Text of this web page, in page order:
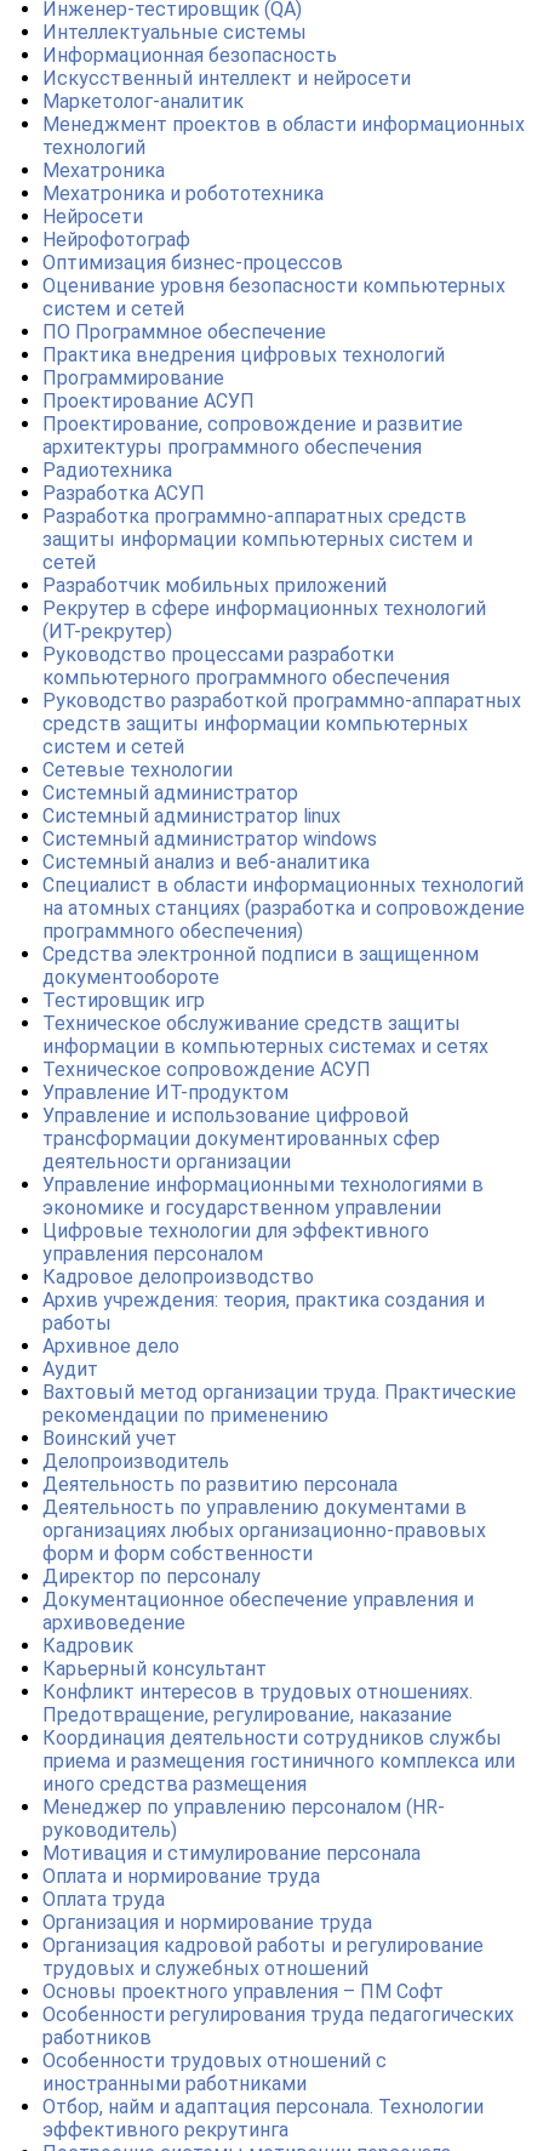
Инженер-тестировщик (QA)
Интеллектуальные системы
Информационная безопасность
Искусственный интеллект и нейросети
Маркетолог-аналитик
Менеджмент проектов в области информационных
технологий
Мехатроника
Мехатроника и робототехника
Нейросети
Нейрофотограф
Оптимизация бизнес-процессов
Оценивание уровня безопасности компьютерных
систем и сетей
ПО Программное обеспечение
Практика внедрения цифровых технологий
Программирование
Проектирование АСУП
Проектирование, сопровождение и развитие
архитектуры программного обеспечения
Радиотехника
Разработка АСУП
Разработка программно-аппаратных средств
защиты информации компьютерных систем и
сетей
Разработчик мобильных приложений
Рекрутер в сфере информационных технологий
(ИТ-рекрутер)
Руководство процессами разработки
компьютерного программного обеспечения
Руководство разработкой программно-аппаратных
средств защиты информации компьютерных
систем и сетей
Сетевые технологии
Системный администратор
Системный администратор linux
Системный администратор windows
Системный анализ и веб-аналитика
Специалист в области информационных технологий
на атомных станциях (разработка и сопровождение
программного обеспечения)
Средства электронной подписи в защищенном
документообороте
Тестировщик игр
Техническое обслуживание средств защиты
информации в компьютерных системах и сетях
Техническое сопровождение АСУП
Управление ИТ-продуктом
Управление и использование цифровой
трансформации документированных сфер
деятельности организации
Управление информационными технологиями в
экономике и государственном управлении
Цифровые технологии для эффективного
управления персоналом
Кадровое делопроизводство
Архив учреждения: теория, практика создания и
работы
Архивное дело
Аудит
Вахтовый метод организации труда. Практические
рекомендации по применению
Воинский учет
Делопроизводитель
Деятельность по развитию персонала
Деятельность по управлению документами в
организациях любых организационно-правовых
форм и форм собственности
Директор по персоналу
Документационное обеспечение управления и
архивоведение
Кадровик
Карьерный консультант
Конфликт интересов в трудовых отношениях.
Предотвращение, регулирование, наказание
Координация деятельности сотрудников службы
приема и размещения гостиничного комплекса или
иного средства размещения
Менеджер по управлению персоналом (HR-
руководитель)
Мотивация и стимулирование персонала
Оплата и нормирование труда
Оплата труда
Организация и нормирование труда
Организация кадровой работы и регулирование
трудовых и служебных отношений
Основы проектного управления – ПМ Софт
Особенности регулирования труда педагогических
работников
Особенности трудовых отношений с
иностранными работниками
Отбор, найм и адаптация персонала. Технологии
эффективного рекрутинга